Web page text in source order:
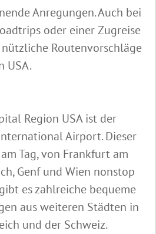
Anregungen. Auch bei
oder einer Zugreise
Routenvorschläge
USA.
Region USA ist der
Airport. Dieser
Tag, von Frankfurt am
Genf und Wien nonstop
es zahlreiche bequeme
aus weiteren Städten in
und der Schweiz.